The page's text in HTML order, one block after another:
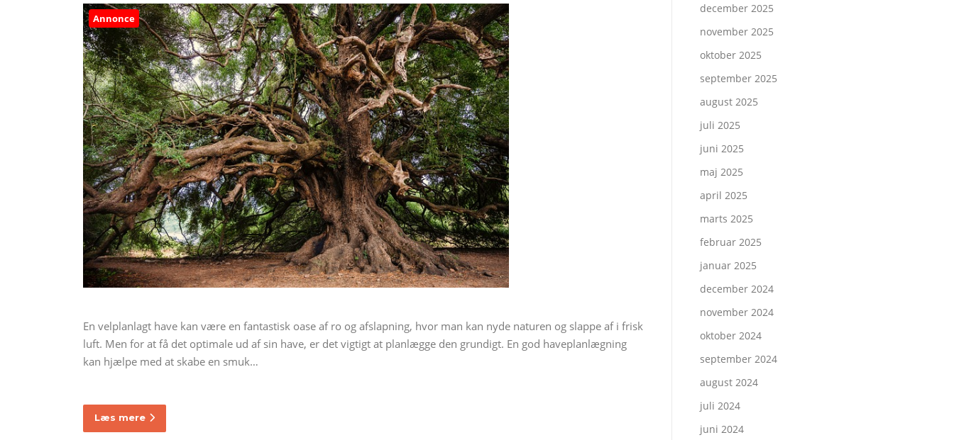
Annonce
En velplanlagt have kan være en fantastisk oase af ro og afslapning, hvor man kan nyde naturen og slappe af i frisk
luft. Men for at få det optimale ud af sin have, er det vigtigt at planlægge den grundigt. En god haveplanlægning
kan hjælpe med at skabe en smuk…
Læs mere
december 2025
november 2025
oktober 2025
september 2025
august 2025
juli 2025
juni 2025
maj 2025
april 2025
marts 2025
februar 2025
januar 2025
december 2024
november 2024
oktober 2024
september 2024
august 2024
juli 2024
juni 2024